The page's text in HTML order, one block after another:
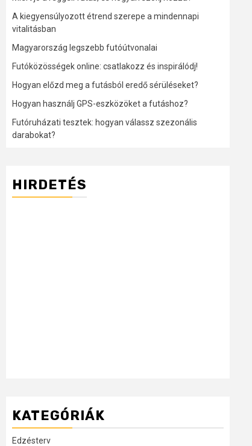
A kiegyensúlyozott étrend szerepe a mindennapi
vitalitásban
Magyarország legszebb futóútvonalai
Futóközösségek online: csatlakozz és inspirálódj!
Hogyan előzd meg a futásból eredő sérüléseket?
Hogyan használj GPS-eszközöket a futáshoz?
Futóruházati tesztek: hogyan válassz szezonális
darabokat?
HIRDETÉS
KATEGÓRIÁK
Edzésterv